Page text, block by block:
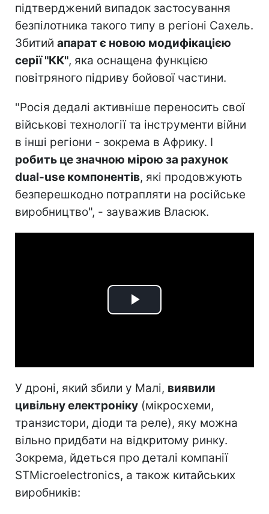
підтверджений випадок застосування
безпілотника такого типу в регіоні Сахель.
Збитий апарат є новою модифікацією
серії "КК", яка оснащена функцією
повітряного підриву бойової частини.
"Росія дедалі активніше переносить свої
військові технології та інструменти війни
в інші регіони - зокрема в Африку. І
робить це значною мірою за рахунок
dual-use компонентів, які продовжують
безперешкодно потрапляти на російське
виробництво", - зауважив Власюк.
Play
У дроні, який збили у Малі, виявили
цивільну електроніку (мікросхеми,
транзистори, діоди та реле), яку можна
вільно придбати на відкритому ринку.
Зокрема, йдеться про деталі компанії
STMicroelectronics, а також китайських
виробників: